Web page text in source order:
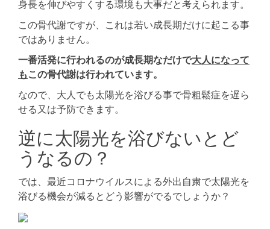
身長を伸びやすくする環境も大事だと考えられます。
この骨代謝ですが、これは若い成長期だけに起こる事
ではありません。
一番活発に行われるのが成長期なだけで大人になって
も この骨代謝は行われています。
なので、大人でも太陽光を浴びる事で骨粗鬆症を遅ら
せる又は予防できます。
逆に太陽光を浴びないとど
うなるの？
では、最近コロナウイルスによる外出自粛で太陽光を
浴びる機会が減るとどう影響がでるでしょうか？